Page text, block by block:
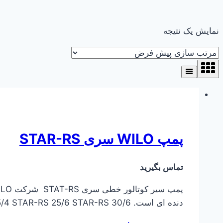
نمایش یک نتیجه
پمپ WILO سری STAR-RS
تماس بگیرید
دنده ای است. STAR-RS 25/4 STAR-RS 25/6 STAR-RS 30/6